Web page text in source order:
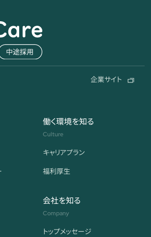
企業サイト
働く環境を知る
Culture
キャリアプラン
福利厚生
会社を知る
Company
トップメッセージ